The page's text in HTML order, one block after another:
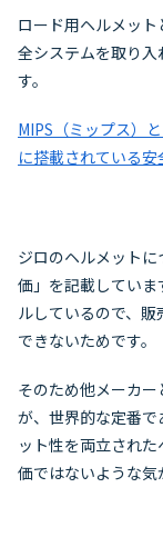
ロード用ヘルメッ
全システムを取り
す。
MIPS（ミップス）
に搭載されている
ジロのヘルメット
価」を記載してい
ルしているので、
できないためです。
そのため他メーカ
が、世界的な定番
ット性を両立され
価ではないような気